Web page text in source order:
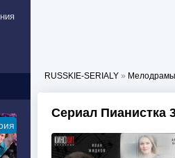
RUSSKIE-SERIALY » Мелодрамы
Сериал Пианистка